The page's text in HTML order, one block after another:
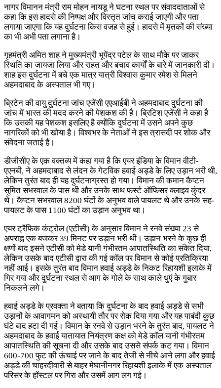
नागर विमानन मंत्री राम मोहन नायडू ने घटना स्थल पर संवाददाताओं से
कहा कि इस हादसे की निष्पक्ष और विस्तृत जांच कराई जाएगी और पता
लगाया जाएगा कि यह दुर्घटना किस वजह से हुई। हादसे में मृतकों की संख्या
का भी अभी पता लगाना है।
गृहमंत्री अमित शाह ने मुख्यमंत्री भूपेंद्र पटेल के साथ मौके पर जाकर
स्थिति का जायजा लिया और राहत और बचाव कार्यों के बारे में जानकारी दी।
शाह इस दुर्घटना में बचे एक मात्र यात्री विश्वास कुमार रमेश से मिलने
अहमदाबाद के अस्पताल भी गए।
ब्रिटेन की वायु दुर्घटना जांच एजेंसी एएआईबी ने अहमदाबाद दुर्घटना की
जांच में भारत की मदद करने की पेशकश की है। ब्रिटिश एजेंसी ने कहा है
कि उसकी यह पेशकश इसलिए है क्योंकि दुर्घटना में उसने अपने कुछ
नागरिकों को भी खोया है। विश्वभर के नेताओं ने इस त्रासदी पर शोक और
संवेदना जताई है।
डीजीसीए के एक वक्तव्य में कहा गया है कि एयर इंडिया के विमान वीटी-
एएनबी, ने अहमदाबाद से लंदन के गेटविक हवाई अड्डे के लिए उड़ान भरी थी,
लेकिन तुरंत बाद ही यह दुर्घटनाग्रस्त हो गया। विमान की कमान कैप्टन
सुमित सभरवाल के पास थी और उनके साथ फर्स्ट ऑफिसर क्लाइव कुंदर
थे। कैप्टन सभरवाल 8200 घंटों के अनुभव वाले पायलट थे और उनके सह-
पायलट के पास 1100 घंटों का उड़ान अनुभव था।
एयर ट्रैफिक कंट्रोल (एटीसी) के अनुसार विमान ने रनवे संख्या 23 से
अपराह्न एक बजकर 39 मिनट पर उड़ान भरी थी। उड़ान भरने के कुछ ही
क्षणों बाद इसने एटीसी को मेडे यानी गंभीरतम आपातस्थिति का संकेत दिया,
लेकिन उसके बाद एटीसी द्वारा की गई कॉल पर विमान से कोई प्रतिक्रिया
नहीं आई। इसके तुरंत बाद विमान हवाई अड्डे के निकट रिहायशी इलाके में
गिर गया और दुर्घटना स्थल से आग के गोले के साथ काले धुएं के गुबार
निकलने लगे।
हवाई अड्डे के प्रवक्ता ने बताया कि दुर्घटना के बाद हवाई अड्डे से सभी
उड़ानों के आवागमन को अस्थायी तौर पर रोक दिया गया और यह पाबंदी कुछ
घंटे बाद हटा दी गई। विमान के रनवे से उड़ान भरने के तुरंत बाद, पायलट ने
अहमदाबाद के हवाई यातायात नियंत्रण कक्ष को मेडे काॅल यानी गंभीरतम
आपातस्थिति की सूचना दी और उसके बाद उससे संपर्क कट गया। विमान
600-700 फुट की ऊंचाई पर जाने के बाद तेजी से नीचे आने लगा और हवाई
अड्डे की चाहरदीवारी से बाहर मेघानीनगर रिहायशी इलाके में एक अस्पताल
परिसर के हॉस्टल पर गिरा और उसमें आग लग गई।